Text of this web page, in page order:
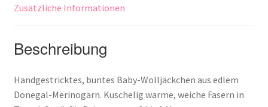
Zusätzliche Informationen
Beschreibung
Handgestricktes, buntes Baby-Wolljäckchen aus edlem
Donegal-Merinogarn. Kuschelig warme, weiche Fasern in